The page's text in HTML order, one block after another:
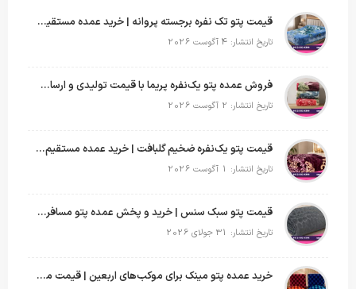
قیمت پتو تک نفره برجسته پروانه | خرید عمده مستقیم با بهترین قیمت بازار
تاریخ انتشار: 4 آگوست 2026
فروش عمده پتو یک‌نفره پریما با قیمت تولیدی و ارسال به سراسر کشور
تاریخ انتشار: 2 آگوست 2026
قیمت پتو یک‌نفره ضخیم گلبافت | خرید عمده مستقیم با بهترین قیمت
تاریخ انتشار: 1 آگوست 2026
قیمت پتو سبک سنس | خرید و پخش عمده پتو مسافرتی Sense
تاریخ انتشار: 31 جولای 2026
خرید عمده پتو مینک برای موکب‌های اربعین | قیمت مناسب و ارسال سریع